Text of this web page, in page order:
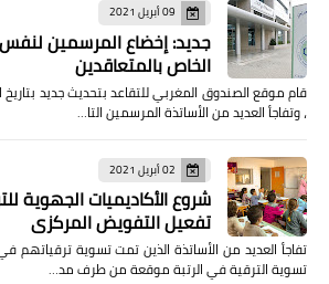
09 أبريل 2021
جديد: إخضاع المرسمين
الخاص بالمتعاقدين
، وتفاجأ العديد من الأساتذة المرسمين التا…
02 أبريل 2021
شروع الأكاديميات الجهوية
تفعيل التفويض المركزي
تفاجأ العديد من الأساتذة الذين تمت تسوية ترقياتهم
تسوية الترقية في الرتبة موقعة من طرف مد…